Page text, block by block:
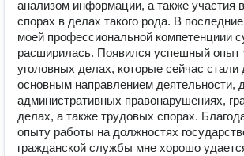
анализом информации, а также участия
спорах в делах такого рода. В
моей профессиональной компетенциии
расширилась. Появился успешный опыт
уголовных делах, которые сейчас стали
основным направлением деятельности,
административных правонарушениях,
делах, а также трудовых спорах.
опыту работы на должностях
гражданской службы мне хорошо